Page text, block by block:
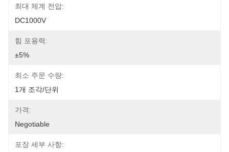
최대 체계 전압:
DC1000V
힘 포용력:
±5%
최소 주문 수량:
1개 조각/단위
가격:
Negotiable
포장 세부 사항: